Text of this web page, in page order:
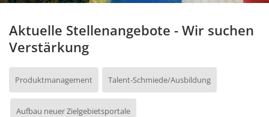
Aktuelle Stellenangebote - Wir suchen
Verstärkung
Produktmanagement Talent-Schmiede/Ausbildung
Aufbau neuer Zielgebietsportale